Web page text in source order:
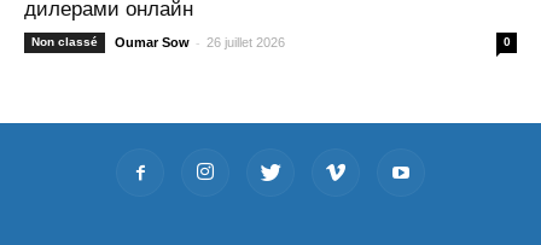
дилерами онлайн
Non classé Oumar Sow - 26 juillet 2026 0